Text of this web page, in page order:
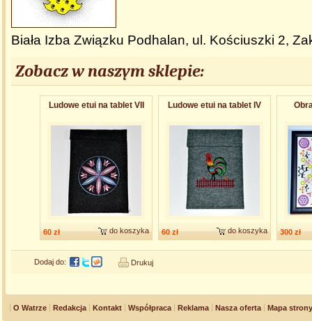
Biała Izba Związku Podhalan, ul. Kościuszki 2,
Zobacz w naszym sklepie:
Ludowe etui na tablet VII
60 zł do koszyka
Ludowe etui na tablet IV
60 zł do koszyka 300 zł
Dodaj do: Drukuj
O Watrze Redakcja Kontakt Współpraca Reklama Nasza oferta Mapa strony